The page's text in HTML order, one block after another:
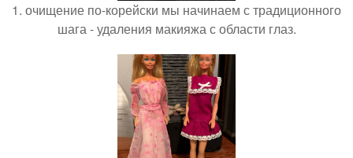
1. очищение по-корейски мы начинаем с традиционного
шага - удаления макияжа с области глаз.